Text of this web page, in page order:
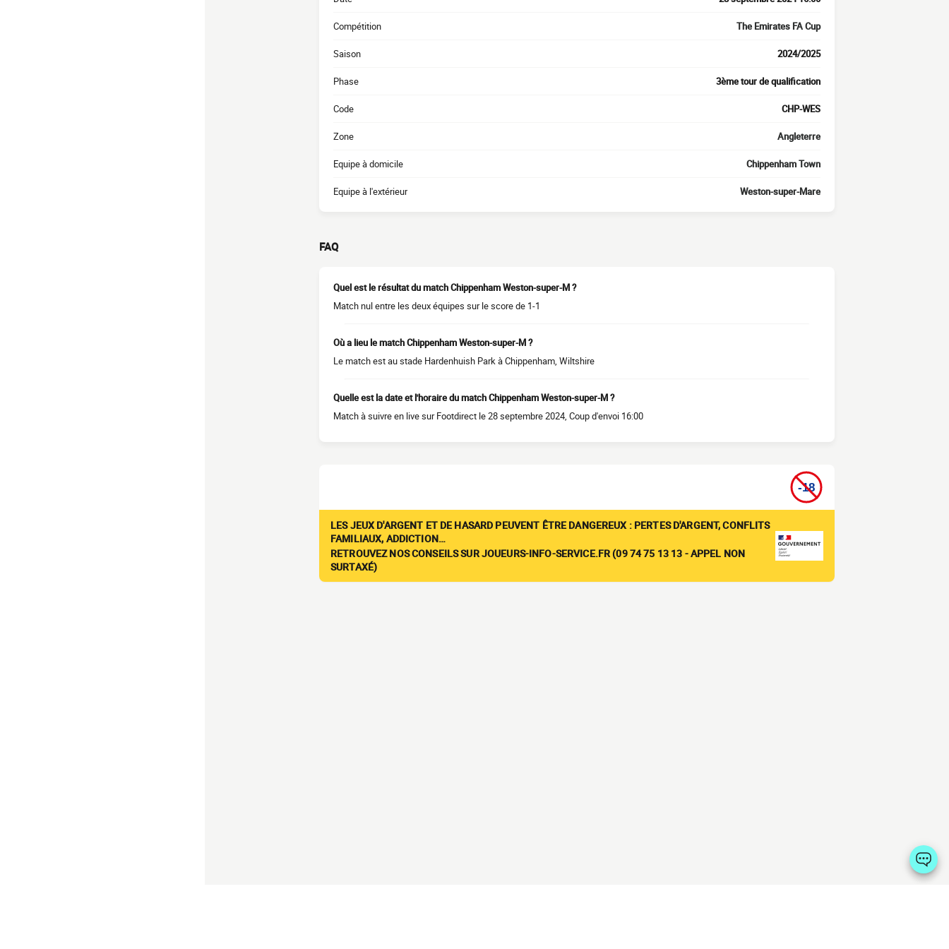
Compétition The Emirates FA Cup
Saison 2024/2025
Phase 3ème tour de qualification
Code CHP-WES
Zone Angleterre
Equipe à domicile Chippenham Town
Equipe à l'extérieur Weston-super-Mare
FAQ
Quel est le résultat du match Chippenham Weston-super-M ?
Match nul entre les deux équipes sur le score de 1-1
Où a lieu le match Chippenham Weston-super-M ?
Le match est au stade Hardenhuish Park à Chippenham, Wiltshire
Quelle est la date et l'horaire du match Chippenham Weston-super-M ?
Match à suivre en live sur Footdirect le 28 septembre 2024, Coup d'envoi 16:00
LES JEUX D'ARGENT ET DE HASARD PEUVENT ÊTRE DANGEREUX : PERTES D'ARGENT, CONFLITS
FAMILIAUX, ADDICTION…
RETROUVEZ NOS CONSEILS SUR JOUEURS-INFO-SERVICE.FR (09 74 75 13 13 - APPEL NON
SURTAXÉ)